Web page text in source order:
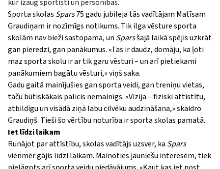
kur izaug sportisti un personības.
Sporta skolas Spars75 gadu jubileja tās vadītājam Matīsam
Graudiņam ir nozīmīgs notikums. Tik ilga vēsture sporta
skolām nav bieži sastopama, un Sparsšajā laikā spējis uzkrāt
gan pieredzi, gan panākumus. «Tas ir daudz, domāju, ka ļoti
maz sporta skolu ir ar tik garu vēsturi – un arī pietiekami
panākumiem bagātu vēsturi,»viņš saka.
Gadu gaitā mainījušies gan sporta veidi, gan treniņu vietas,
taču būtiskākais palicis nemainīgs. «Vīzija – fiziski attīstītu,
atbildīgu un visādā ziņā labu cilvēku audzināšana,»skaidro
Graudiņš. Tieši šo vērtību noturība ir sporta skolas pamatā.
Iet līdzi laikam
Runājot par attīstību, skolas vadītājs uzsver, ka Spars
vienmēr gājis līdzi laikam. Mainoties jauniešu interesēm, tiek